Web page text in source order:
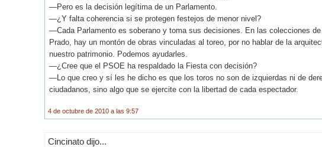
—Pero es la decisión legítima de un Parlamento.
—¿Y falta coherencia si se protegen festejos de menor nivel?
—Cada Parlamento es soberano y toma sus decisiones. En las colecciones
Prado, hay un montón de obras vinculadas al toreo, por no hablar de la
nuestro patrimonio. Podemos ayudarles.
—¿Cree que el PSOE ha respaldado la Fiesta con decisión?
—Lo que creo y sí les he dicho es que los toros no son de izquierdas ni de
ciudadanos, sino algo que se ejercite con la libertad de cada espectador.
4 de octubre de 2010 a las 9:57
Cincinato dijo...